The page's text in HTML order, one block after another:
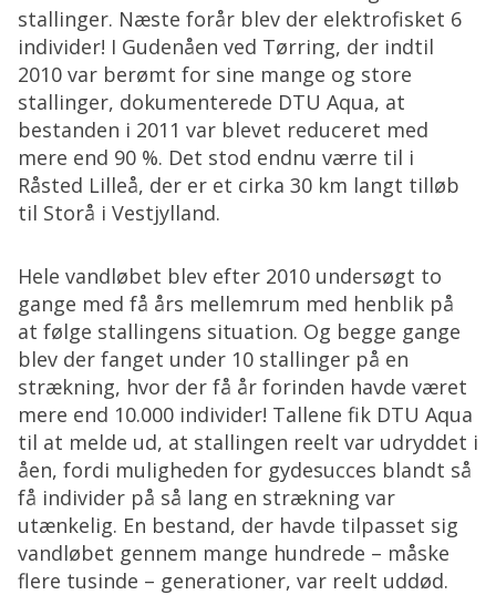
stallinger. Næste forår blev der elektrofisket 6
individer! I Gudenåen ved Tørring, der indtil
2010 var berømt for sine mange og store
stallinger, dokumenterede DTU Aqua, at
bestanden i 2011 var blevet reduceret med
mere end 90 %. Det stod endnu værre til i
Råsted Lilleå, der er et cirka 30 km langt tilløb
til Storå i Vestjylland.
Hele vandløbet blev efter 2010 undersøgt to
gange med få års mellemrum med henblik på
at følge stallingens situation. Og begge gange
blev der fanget under 10 stallinger på en
strækning, hvor der få år forinden havde været
mere end 10.000 individer! Tallene fik DTU Aqua
til at melde ud, at stallingen reelt var udryddet i
åen, fordi muligheden for gydesucces blandt så
få individer på så lang en strækning var
utænkelig. En bestand, der havde tilpasset sig
vandløbet gennem mange hundrede – måske
flere tusinde – generationer, var reelt uddød.